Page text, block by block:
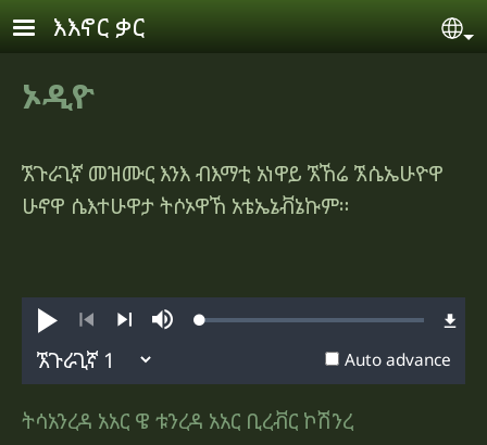
Skip to main content
እእኖር ቃር
ኦዲዮ
ኧጉራጊኛ መዝሙር እንእ ብእማቲ አነዋይ ኧኸሬ ኧሴኤሁዮዋ
ሁኖዋ ሴእተሁዋታ ትሶኦዋኸ አቴኤኔቭኔኩም።
አጮድ
Previous
MuteLoaded:
Auto advance
ትሳአንረዳ አአር ዌ ቱንረዳ አአር ቢረቭር ኮሽንረ